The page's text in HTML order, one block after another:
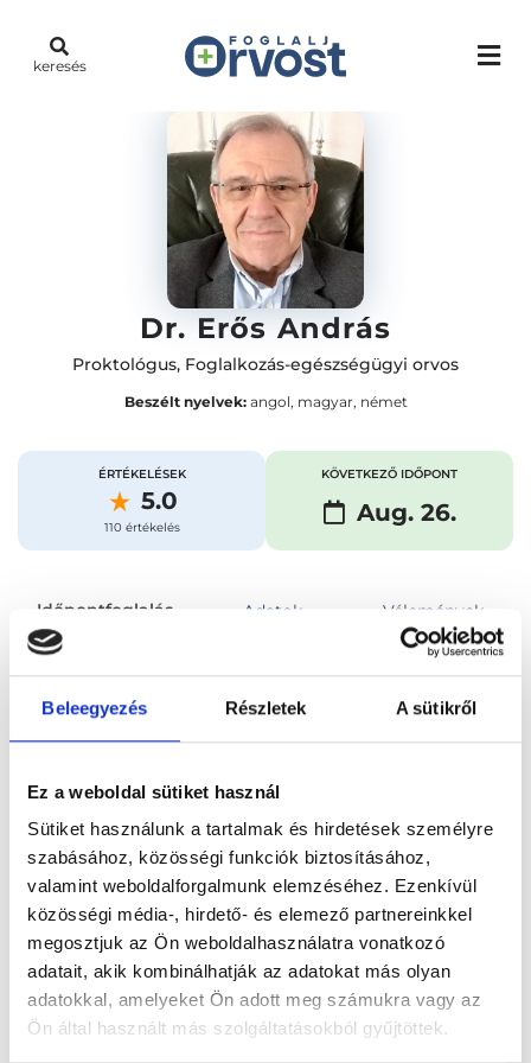
Beleegyezés Részletek A sütikről
Ez a weboldal sütiket használ
Sütiket használunk a tartalmak és hirdetések személyre
szabásához, közösségi funkciók biztosításához,
valamint weboldalforgalmunk elemzéséhez. Ezenkívül
közösségi média-, hirdető- és elemező partnereinkkel
megosztjuk az Ön weboldalhasználatra vonatkozó
adatait, akik kombinálhatják az adatokat más olyan
adatokkal, amelyeket Ön adott meg számukra vagy az
Ön által használt más szolgáltatásokból gyűjtöttek.
keresés
Dr. Erős András
Proktológus, Foglalkozás-egészségügyi orvos
Beszélt nyelvek:angol, magyar, német
ÉRTÉKELÉSEK
5.0
110 értékelés
KÖVETKEZŐ IDŐPONT
Aug. 26.
Időpontfoglalás Adatok Vélemények
Foglalj időpontot
Főoldal Orvosok Proktológus
Proktológus, Budapest, XXI. kerület Dr. Erős András